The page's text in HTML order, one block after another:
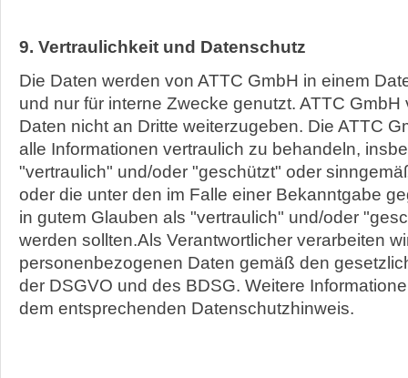
9. Vertraulichkeit und Datenschutz
Die Daten werden von ATTC GmbH in einem
und nur für interne Zwecke genutzt. ATTC GmbH
Daten nicht an Dritte weiterzugeben. Die ATTC
alle Informationen vertraulich zu behandeln,
"vertraulich" und/oder "geschützt" oder
oder die unter den im Falle einer Bekanntgabe
in gutem Glauben als "vertraulich" und/oder
werden sollten.Als Verantwortlicher verarbeiten
personenbezogenen Daten gemäß den
der DSGVO und des BDSG. Weitere
dem entsprechenden Datenschutzhinweis.